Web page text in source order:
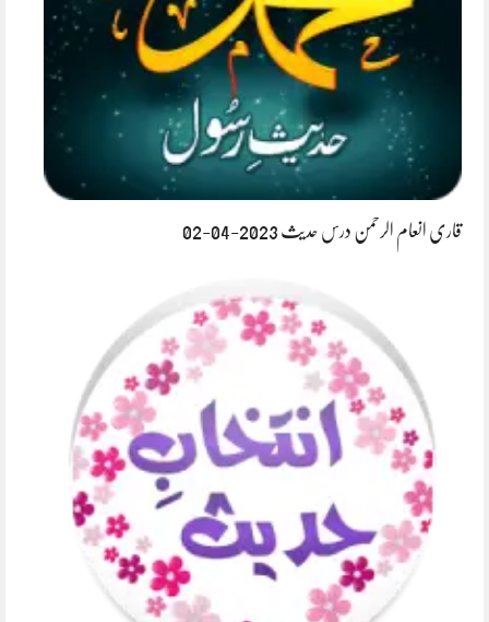
قاری انعام الرحمن درس حدیث 2023-04-02